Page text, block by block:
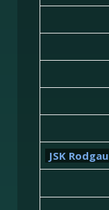
JSK Rodgau